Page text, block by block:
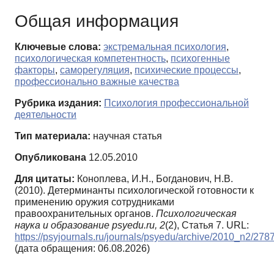
Общая информация
Ключевые слова: экстремальная психология,
психологическая компетентность, психогенные
факторы, саморегуляция, психические процессы,
профессионально важные качества
Рубрика издания: Психология профессиональной
деятельности
Тип материала: научная статья
Опубликована 12.05.2010
Для цитаты: Коноплева, И.Н., Богданович, Н.В.
(2010). Детерминанты психологической готовности к
применению оружия сотрудниками
правоохранительных органов. Психологическая
наука и образование psyedu.ru, 2(2), Статья 7. URL:
https://psyjournals.ru/journals/psyedu/archive/2010_n2/
(дата обращения: 06.08.2026)